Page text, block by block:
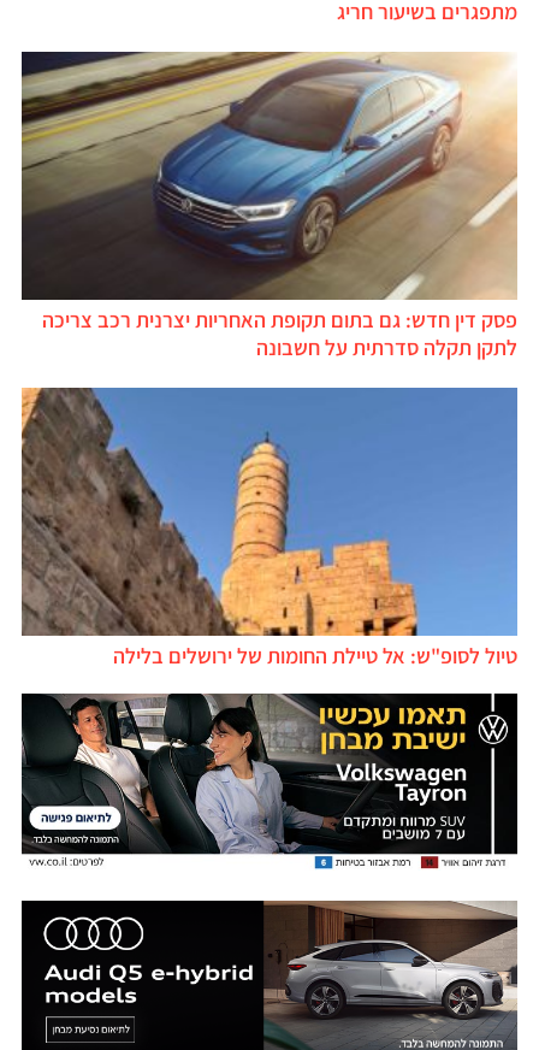
מתפגרים בשיעור חריג
פסק דין חדש: גם בתום תקופת האחריות יצרנית רכב צריכה
לתקן תקלה סדרתית על חשבונה
טיול לסופ"ש: אל טיילת החומות של ירושלים בלילה